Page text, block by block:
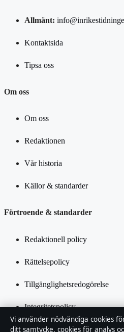
Allmänt:
Kontaktsida
Tipsa oss
Om oss
Om oss
Redaktionen
Vår historia
Källor & standarder
Förtroende & standarder
Redaktionell policy
Rättelsepolicy
Tillgänglighetsredogörelse
Integritetspolicy
Kändisar & integritet
Vi använder nödvändiga cookies
ditt samtycke, cookies för analys